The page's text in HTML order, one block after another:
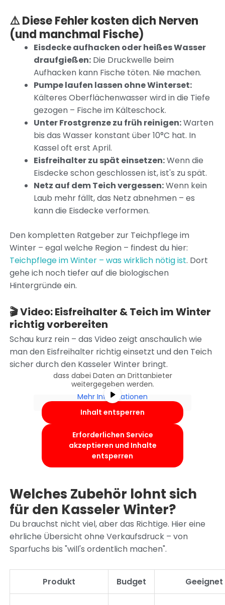
⚠️ Diese Fehler kosten dich Nerven
(und manchmal Fische)
Eisdecke aufhacken oder heißes Wasser
draufgießen:Die Druckwelle beim
Aufhacken kann Fische töten. Nie machen.
Pumpe laufen lassen ohne Winterset:
Kälteres Oberflächenwasser wird in die Tiefe
gezogen – Fische im Kälteschock.
Unter Frostgrenze zu früh reinigen:Warten
bis das Wasser konstant über 10°C hat. In
Kassel oft erst April.
Eisfreihalter zu spät einsetzen:Wenn die
Eisdecke schon geschlossen ist, ist's zu spät.
Netz auf dem Teich vergessen:Wenn kein
Laub mehr fällt, das Netz abnehmen – es
kann die Eisdecke verformen.
Den kompletten Ratgeber zur Teichpflege im
Winter – egal welche Region – findest du hier:
Teichpflege im Winter – was wirklich nötig ist. Dort
gehe ich noch tiefer auf die biologischen
Hintergründe ein.
🎬 Video: Eisfreihalter & Teich im Winter
richtig vorbereiten
Schau kurz rein – das Video zeigt anschaulich wie
man den Eisfreihalter richtig einsetzt und den Teich
sicher durch den Kasseler Winter bringt.
Sie sehen gerade einen Platzhalterinhalt
vonYouTube. Um auf den eigentlichen
Inhalt zuzugreifen, klicken Sie auf die
Schaltfläche unten. Bitte beachten Sie,
dass dabei Daten an Drittanbieter
weitergegeben werden.
Mehr Informationen
Inhalt entsperren
Erforderlichen Service
akzeptieren und Inhalte
entsperren
Welches Zubehör lohnt sich
für den Kasseler Winter?
Du brauchst nicht viel, aber das Richtige. Hier eine
ehrliche Übersicht ohne Verkaufsdruck – von
Sparfuchs bis "will's ordentlich machen".
Produkt Budget